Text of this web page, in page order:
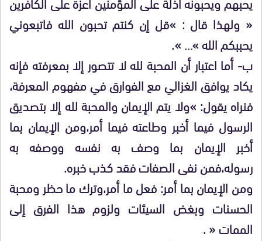
« ولهذا قال : »قل إن كنتم تحبون الله فاتبعوني
يحببكم الله »… ».
ب- أما اعتبار أن المحبة لله لا تتصور إلا بمعرفته فإنه
يكاد يوافق الغزالي مع الفوارق في مفهوم المعرفة،
فنراه يقول: »ولا يتم الإيمان والمحبة لله إلا بتصديق
الرسول فيما أخبر وطاعته فيما أمر،ومن الإيمان بما
أخبر الإيمان بما وصف به نفسه ووصفه به
رسوله،فمن نفى الصفات فقد كذب خبره.
ومن الإيمان بما أمر: فعل ما أمر،وترك ما حظر ومحبة
الحسنات وبغض السيئات ولزوم هذا الفرق إلى
الممات « .